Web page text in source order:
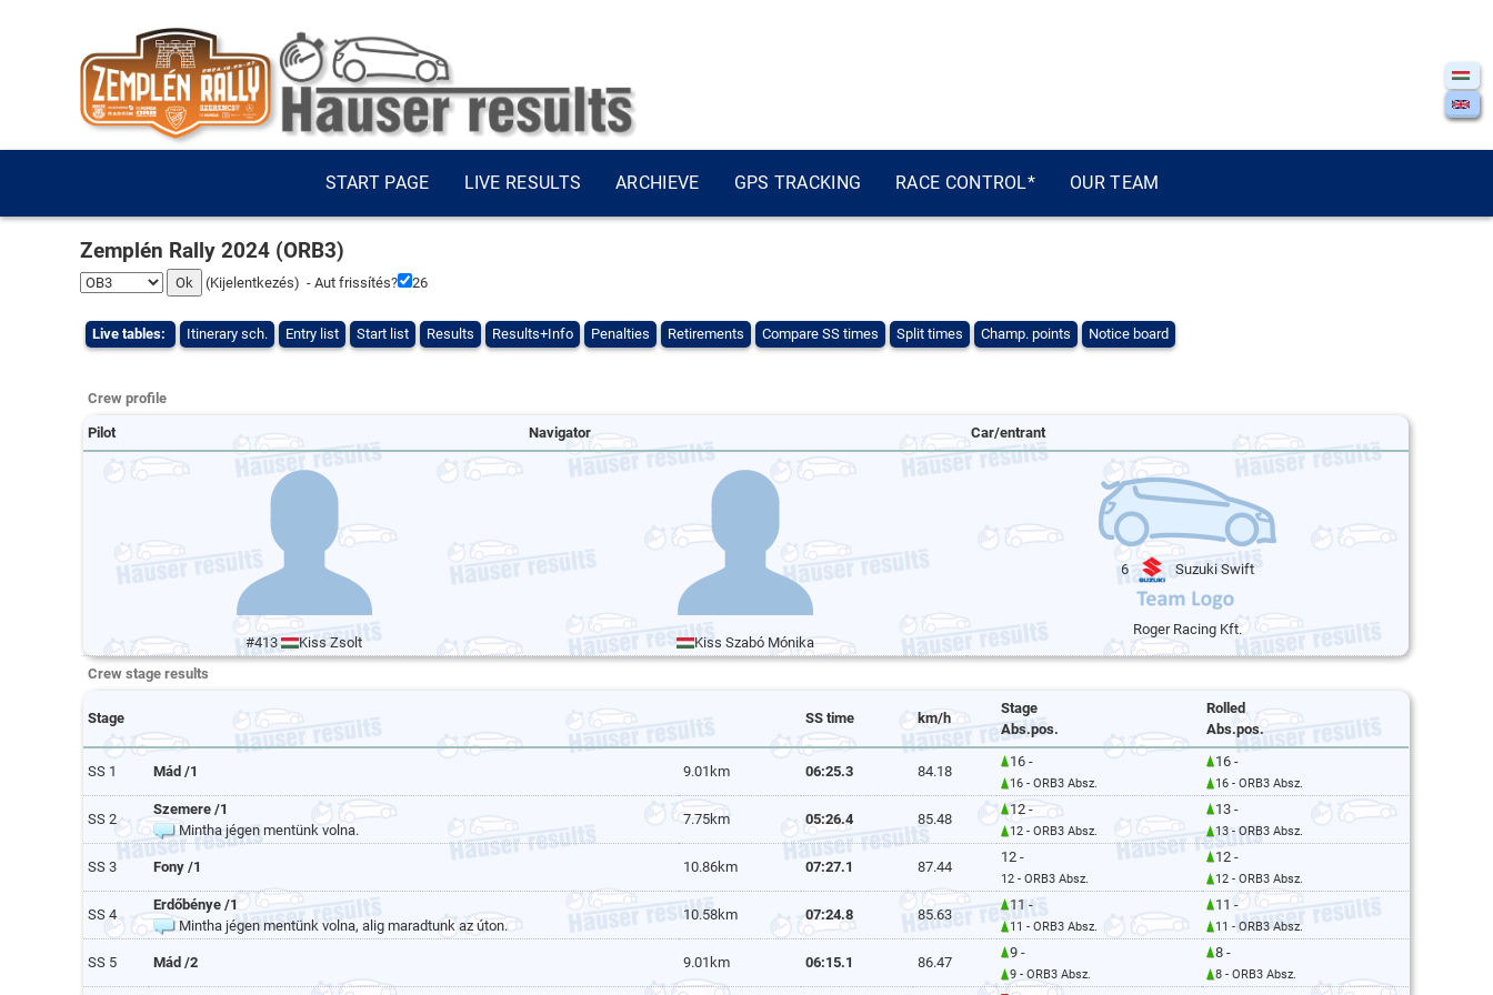
START PAGE LIVE RESULTS ARCHIEVE GPS TRACKING RACE CONTROL* OUR TEAM
Zemplén Rally 2024 (ORB3)
(Kijelentkezés) - Aut frissítés? 26
Live tables: Itinerary sch. Entry list Start list Results Results+Info Penalties Retirements Compare SS times Split times Champ. points Notice board
Crew profile
Pilot Navigator Car/entrant
#413 Kiss Zsolt Kiss Szabó Mónika
6 Suzuki Swift
Roger Racing Kft.
Crew stage results
Stage SS time km/h
Stage
Abs.pos.
Rolled
Abs.pos.
SS 1 Mád /1 9.01km 06:25.3 84.18
16 -
16 - ORB3 Absz.
16 -
16 - ORB3 Absz.
SS 2
Szemere /1
Mintha jégen mentünk volna.
7.75km 05:26.4 85.48
12 -
12 - ORB3 Absz.
13 -
13 - ORB3 Absz.
SS 3 Fony /1 10.86km 07:27.1 87.44
12 -
12 - ORB3 Absz.
12 -
12 - ORB3 Absz.
SS 4
Erdőbénye /1
Mintha jégen mentünk volna, alig maradtunk az úton.
10.58km 07:24.8 85.63
11 -
11 - ORB3 Absz.
11 -
11 - ORB3 Absz.
SS 5 Mád /2 9.01km 06:15.1 86.47
9 -
9 - ORB3 Absz.
8 -
8 - ORB3 Absz.